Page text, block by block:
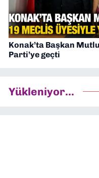
Konak’ta Başkan
Parti’ye geçti
Yükleniyor...